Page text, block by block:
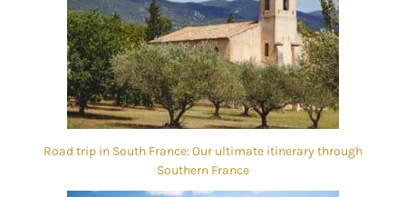
Road trip in South France: Our ultimate itinerary through
Southern France